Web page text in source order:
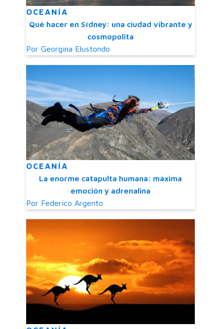
OCEANÍA
Qué hacer en Sídney: una ciudad vibrante y
cosmopolita
Por Georgina Elustondo
OCEANÍA
La enorme catapulta humana: máxima
emoción y adrenalina
Por Federico Argento